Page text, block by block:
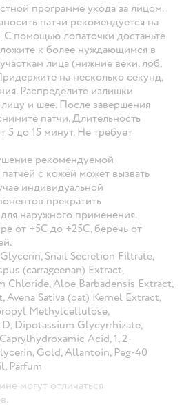
программе ухода за лицом.
патчи рекомендуется на
помощью лопаточки достаньте
к более нуждающимся в
лица (нижние веки, лоб,
на несколько секунд,
Распределите излишки
и шее. После завершения
патчи. Длительность
5 до 15 минут. Не требует
рекомендуемой
с кожей может вызвать
индивидуальной
прекратить
наружного применения.
от +5С до +25С, беречь от
Snail Secretion Filtrate,
(carrageenan) Extract,
Chloride, Aloe Barbadensis Extract,
Sativa (oat) Kernel Extract,
Methylcellulose,
Dipotassium Glycyrrhizate,
Acid, 1, 2-
Gold, Allantoin, Peg-40
Parfum
могут отличаться